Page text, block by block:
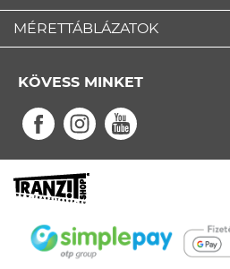
MÉRETTÁBLÁZATOK
KÖVESS MINKET